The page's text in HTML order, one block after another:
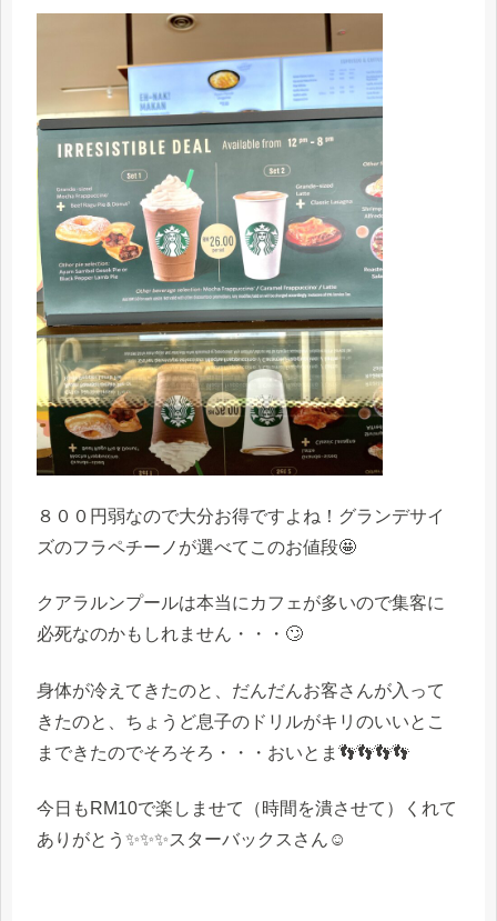
８００円弱なので大分お得ですよね！グランデサイ
ズのフラペチーノが選べてこのお値段🤩
クアラルンプールは本当にカフェが多いので集客に
必死なのかもしれません・・・🙄
身体が冷えてきたのと、だんだんお客さんが入って
きたのと、ちょうど息子のドリルがキリのいいとこ
まできたのでそろそろ・・・おいとま👣👣👣👣
今日もRM10で楽しませて （時間を潰させて）
くれて
ありがとう✨✨✨スターバックスさん☺